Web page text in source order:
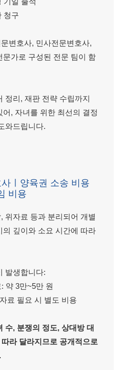
청구
변호사, 민사전문변호사,
문가로 구성된 전문 팀이 함
정리, 재판 전략 수립까지
, 자녀를 위한 최선의 결정
와드립니다.
ㅣ양육권 소송 비용
비용
위자료 등과 분리되어 개별
깊이와 소요 시간에 따라
발생합니다:
약 3만~5만 원
료 필요 시 별도 비용
수, 분쟁의 정도, 상대방 대
라 달라지므로 공개적으로